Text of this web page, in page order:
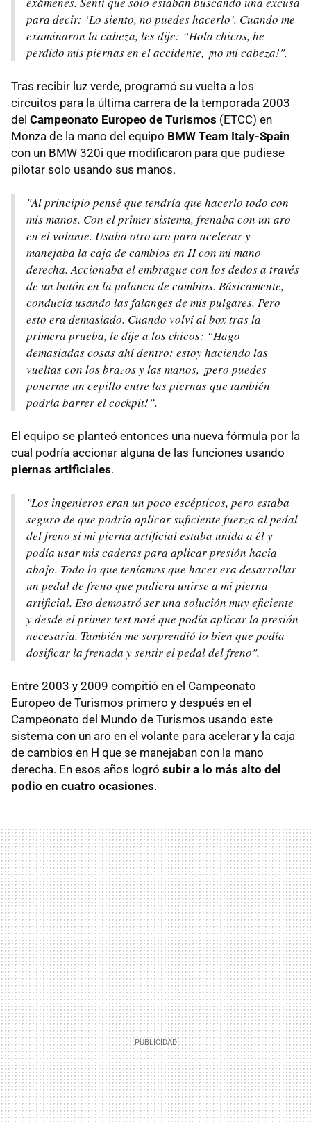
para decir: ‘Lo siento, no puedes hacerlo’. Cuando me
examinaron la cabeza, les dije: “Hola chicos, he
perdido mis piernas en el accidente, ¡no mi cabeza!".
Tras recibir luz verde, programó su vuelta a los
circuitos para la última carrera de la temporada 2003
del Campeonato Europeo de Turismos (ETCC) en
Monza de la mano del equipo BMW Team Italy-Spain
con un BMW 320i que modificaron para que pudiese
pilotar solo usando sus manos.
"Al principio pensé que tendría que hacerlo todo con
mis manos. Con el primer sistema, frenaba con un aro
en el volante. Usaba otro aro para acelerar y
manejaba la caja de cambios en H con mi mano
derecha. Accionaba el embrague con los dedos a través
de un botón en la palanca de cambios. Básicamente,
conducía usando las falanges de mis pulgares. Pero
esto era demasiado. Cuando volví al box tras la
primera prueba, le dije a los chicos: “Hago
demasiadas cosas ahí dentro: estoy haciendo las
vueltas con los brazos y las manos, ¡pero puedes
ponerme un cepillo entre las piernas que también
podría barrer el cockpit!”.
El equipo se planteó entonces una nueva fórmula por la
cual podría accionar alguna de las funciones usando
piernas artificiales.
"Los ingenieros eran un poco escépticos, pero estaba
seguro de que podría aplicar suficiente fuerza al pedal
del freno si mi pierna artificial estaba unida a él y
podía usar mis caderas para aplicar presión hacia
abajo. Todo lo que teníamos que hacer era desarrollar
un pedal de freno que pudiera unirse a mi pierna
artificial. Eso demostró ser una solución muy eficiente
y desde el primer test noté que podía aplicar la presión
necesaria. También me sorprendió lo bien que podía
dosificar la frenada y sentir el pedal del freno".
Entre 2003 y 2009 compitió en el Campeonato
Europeo de Turismos primero y después en el
Campeonato del Mundo de Turismos usando este
sistema con un aro en el volante para acelerar y la caja
de cambios en H que se manejaban con la mano
derecha. En esos años logró subir a lo más alto del
podio en cuatro ocasiones.